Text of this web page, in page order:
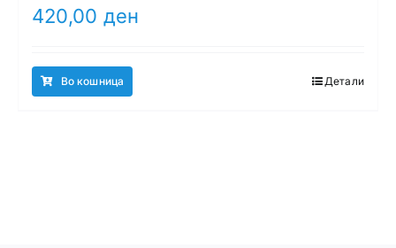
420,00 ден
Во кошница Детали